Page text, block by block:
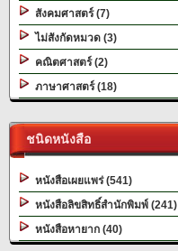
สังคมศาสตร์ (7)
ไม่สังกัดหมวด (3)
คณิตศาสตร์ (2)
ภาษาศาสตร์ (18)
ชนิดหนังสือ
หนังสือเผยแพร่ (541)
หนังสือลิขสิทธิ์สำนักพิมพ์ (241)
หนังสือหายาก (40)